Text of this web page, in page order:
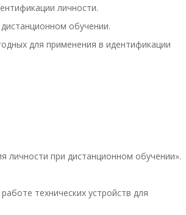
личности.
обучении.
для применения в идентификации
личности при дистанционном обучении».
технических устройств для